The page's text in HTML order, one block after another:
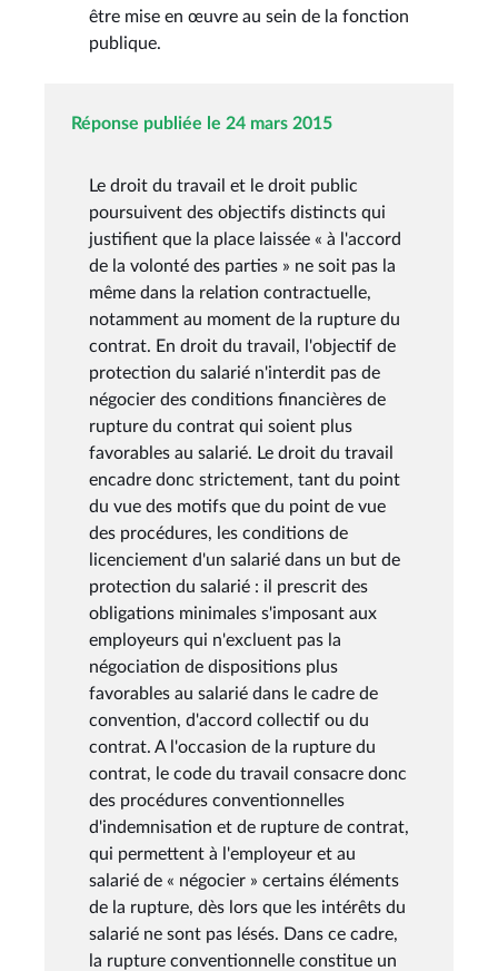
être mise en œuvre au sein de la fonction
publique.
Réponse publiée le 24 mars 2015
Le droit du travail et le droit public
poursuivent des objectifs distincts qui
justifient que la place laissée « à l'accord
de la volonté des parties » ne soit pas la
même dans la relation contractuelle,
notamment au moment de la rupture du
contrat. En droit du travail, l'objectif de
protection du salarié n'interdit pas de
négocier des conditions financières de
rupture du contrat qui soient plus
favorables au salarié. Le droit du travail
encadre donc strictement, tant du point
du vue des motifs que du point de vue
des procédures, les conditions de
licenciement d'un salarié dans un but de
protection du salarié : il prescrit des
obligations minimales s'imposant aux
employeurs qui n'excluent pas la
négociation de dispositions plus
favorables au salarié dans le cadre de
convention, d'accord collectif ou du
contrat. A l'occasion de la rupture du
contrat, le code du travail consacre donc
des procédures conventionnelles
d'indemnisation et de rupture de contrat,
qui permettent à l'employeur et au
salarié de « négocier » certains éléments
de la rupture, dès lors que les intérêts du
salarié ne sont pas lésés. Dans ce cadre,
la rupture conventionnelle constitue un